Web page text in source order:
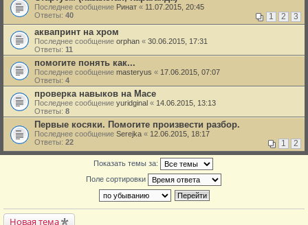
Последнее сообщение Ринат « 11.07.2015, 20:45
Ответы: 40 1 2 3
аквапринт на хром
Последнее сообщение orphan « 30.06.2015, 17:31
Ответы: 11
помогите понять как...
Последнее сообщение masteryus « 17.06.2015, 07:07
Ответы: 4
проверка навыков на Масе
Последнее сообщение yuridginal « 14.06.2015, 13:13
Ответы: 8
Первые косяки. Помогите произвести разбор.
Последнее сообщение Serejka « 12.06.2015, 18:17
Ответы: 22 1 2
Показать темы за:
Поле сортировки
Новая тема